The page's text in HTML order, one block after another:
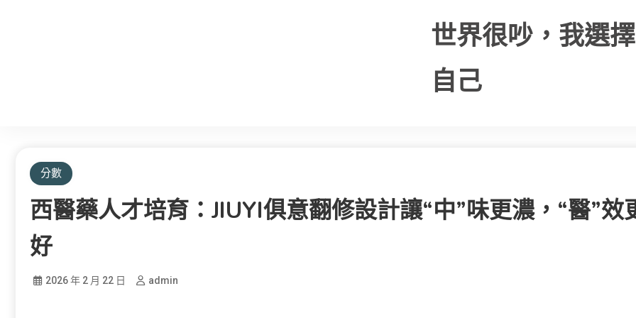
世界很吵，我選
自己
分數
西醫藥人才培育：JIUYI俱意翻修設計讓“中”味更濃，“醫”效
好
2026 年 2 月 22 日 admin